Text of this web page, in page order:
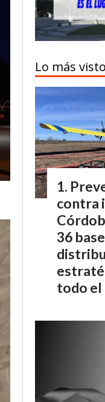
Lo más visto
contra
36
todo